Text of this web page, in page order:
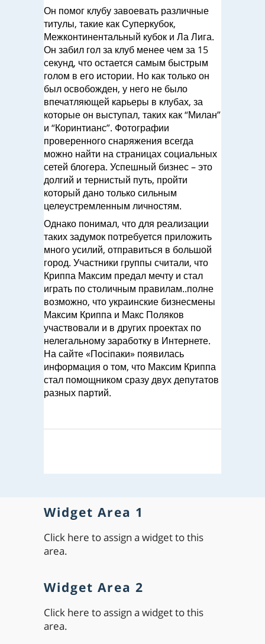
Он помог клубу завоевать различные
титулы, такие как Суперкубок,
Межконтинентальный кубок и Ла Лига.
Он забил гол за клуб менее чем за 15
секунд, что остается самым быстрым
голом в его истории. Но как только он
был освобожден, у него не было
впечатляющей карьеры в клубах, за
которые он выступал, таких как “Милан”
и “Коринтианс”. Фотографии
проверенного снаряжения всегда
можно найти на страницах социальных
сетей блогера. Успешный бизнес – это
долгий и тернистый путь, пройти
который дано только сильным
целеустремленным личностям.
Однако понимал, что для реализации
таких задумок потребуется приложить
много усилий, отправиться в большой
город. Участники группы считали, что
Криппа Максим предал мечту и стал
играть по столичным правилам..полне
возможно, что украинские бизнесмены
Максим Криппа и Макс Поляков
участвовали и в других проектах по
нелегальному заработку в Интернете.
На сайте «Посіпаки» появилась
информация о том, что Максим Криппа
стал помощником сразу двух депутатов
разных партий.
Widget Area 1
Click here to assign a widget to this
area.
Widget Area 2
Click here to assign a widget to this
area.